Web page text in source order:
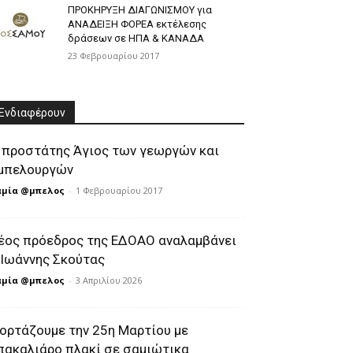
ΠΡΟΚΗΡΥΞΗ ΔΙΑΓΩΝΙΣΜΟΥ για
ΑΝΑΔΕΙΞΗ ΦΟΡΕΑ εκτέλεσης
δράσεων σε ΗΠΑ & ΚΑΝΑΔΑ
23 Φεβρουαρίου 2017
Ενδιαφέρουν
Άγιος των γεωργών και
@μπελος - 1 Φεβρουαρίου 2017
πρόεδρος της ΕΔΟΑΟ αναλαμβάνει
Σκούτας
@μπελος - 3 Απριλίου 2026
την 25η Μαρτίου με
πλακί σε σαμιώτικα